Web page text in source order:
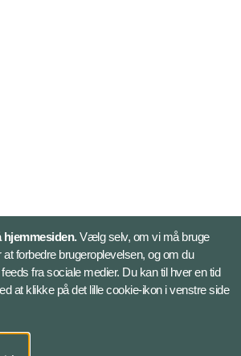
hjemmesiden.Vælg selv, om vi må bruge
at forbedre brugeroplevelsen, og om du
fra sociale medier. Du kan til hver en tid
at klikke på det lille cookie-ikon i venstre side